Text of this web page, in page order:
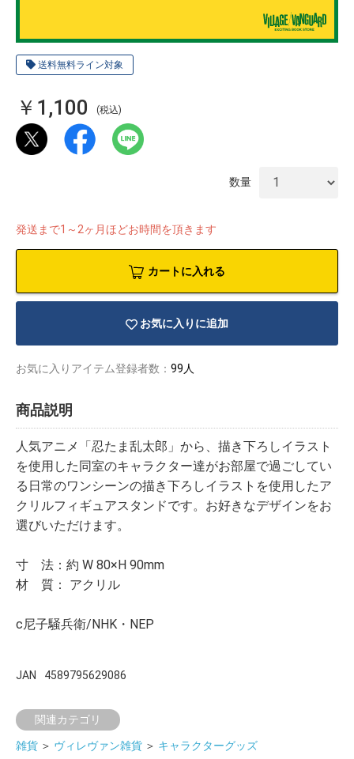
送料無料ライン対象
￥1,100 (税込)
数量
発送まで1～2ヶ月ほどお時間を頂きます
カートに入れる
お気に入りに追加
お気に入りアイテム登録者数： 99人
商品説明
人気アニメ「忍たま乱太郎」から、描き下ろしイラスト
を使用した同室のキャラクター達がお部屋で過ごしてい
る日常のワンシーンの描き下ろしイラストを使用したア
クリルフィギュアスタンドです。お好きなデザインをお
選びいただけます。
寸 法：約 W 80×H 90mm
材 質： アクリル
c尼子騒兵衛/NHK・NEP
JAN 4589795629086
関連カテゴリ
雑貨 ＞ ヴィレヴァン雑貨 ＞ キャラクターグッズ
アダルトグ
ッズ